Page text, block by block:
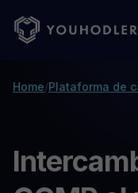
Home/Plataforma de